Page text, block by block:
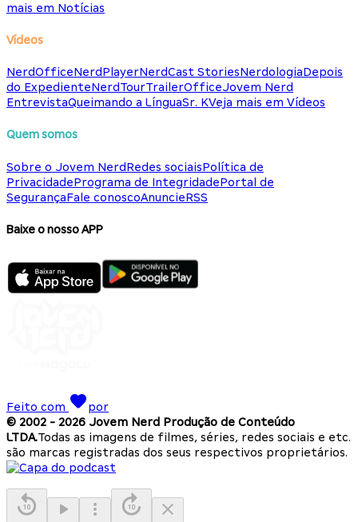
mais em Notícias
Vídeos
NerdOfficeNerdPlayerNerdCast StoriesNerdologiaDepois
do ExpedienteNerdTourTrailerOfficeJovem Nerd
EntrevistaQueimando a LínguaSr. KVeja mais em Vídeos
Quem somos
Sobre o Jovem NerdRedes sociaisPolítica de
PrivacidadePrograma de IntegridadePortal de
SegurançaFale conoscoAnuncieRSS
Baixe o nosso APP
Feito com
por
© 2002 - 2026 Jovem Nerd Produção de Conteúdo
LTDA.Todas as imagens de filmes, séries, redes sociais e etc.
são marcas registradas dos seus respectivos proprietários.